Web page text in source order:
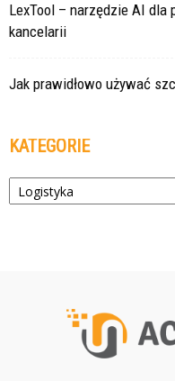
LexTool – narzędzie AI
kancelarii
Jak prawidłowo używać
KATEGORIE
Kategorie